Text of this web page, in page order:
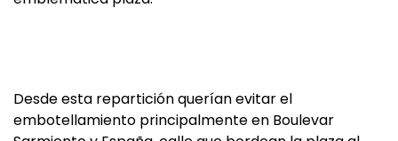
Desde esta repartición querían evitar el
embotellamiento principalmente en Boulevar